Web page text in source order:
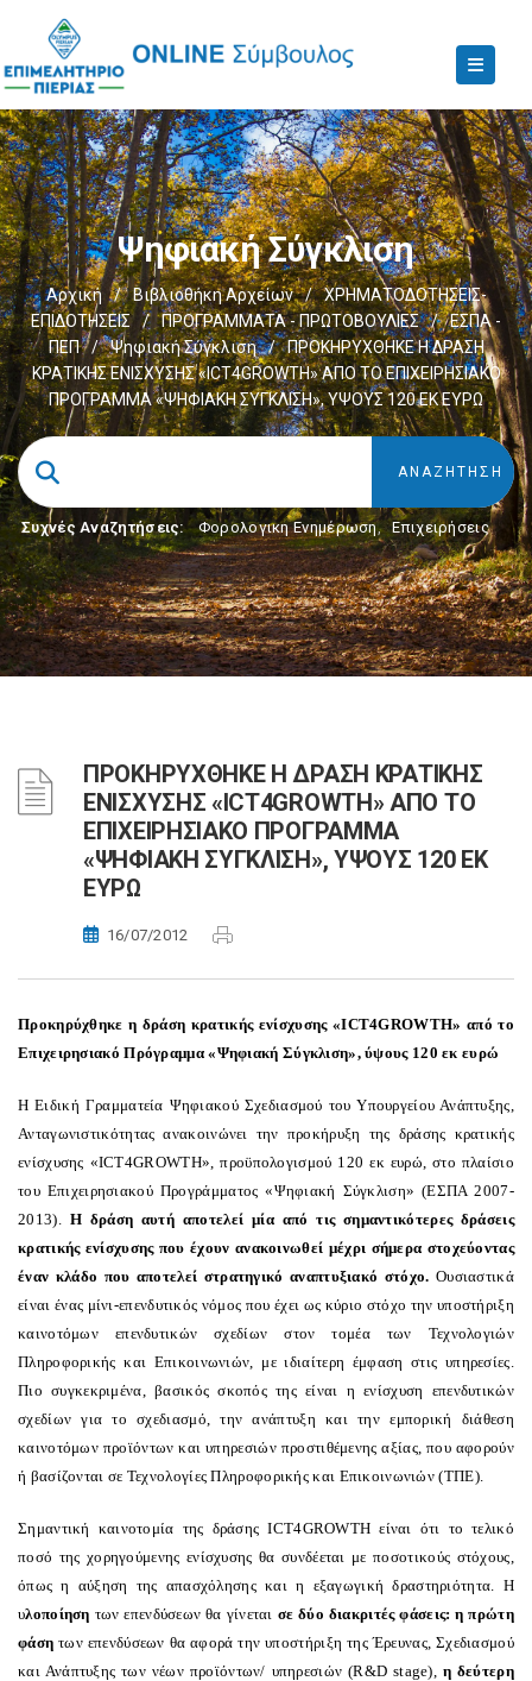
Ψηφιακή Σύγκλιση
Αρχική / Βιβλιοθήκη Αρχείων /
ΧΡΗΜΑΤΟΔΟΤΗΣΕΙΣ-
ΕΠΙΔΟΤΗΣΕΙΣ
/ ΠΡΟΓΡΑΜΜΑΤΑ - ΠΡΩΤΟΒΟΥΛΙΕΣ /
ΕΣΠΑ -
ΠΕΠ
/ Ψηφιακή Σύγκλιση /
ΠΡΟΚΗΡΥΧΘΗΚΕ Η ΔΡΑΣΗ
ΚΡΑΤΙΚΗΣ ΕΝΙΣΧΥΣΗΣ «ICT4GROWTH» ΑΠΟ ΤΟ ΕΠΙΧΕΙΡΗΣΙΑΚΟ
ΠΡΟΓΡΑΜΜΑ «ΨΗΦΙΑΚΗ ΣΥΓΚΛΙΣΗ», ΥΨΟΥΣ 120 ΕΚ ΕΥΡΩ
Συχνές Αναζητήσεις: Φορολογικη Ενημέρωση, Επιχειρήσεις
ΠΡΟΚΗΡΥΧΘΗΚΕ Η ΔΡΑΣΗ ΚΡΑΤΙΚΗΣ
ΕΝΙΣΧΥΣΗΣ «ICT4GROWTH» ΑΠΟ ΤΟ
ΕΠΙΧΕΙΡΗΣΙΑΚΟ ΠΡΟΓΡΑΜΜΑ
«ΨΗΦΙΑΚΗ ΣΥΓΚΛΙΣΗ», ΥΨΟΥΣ 120 ΕΚ
ΕΥΡΩ
16/07/2012
Προκηρύχθηκε η δράση κρατικής ενίσχυσης «ICT4GROWTH» από το
Επιχειρησιακό Πρόγραμμα «Ψηφιακή Σύγκλιση», ύψους 120 εκ ευρώ
Η Ειδική Γραμματεία Ψηφιακού Σχεδιασμού του Υπουργείου Ανάπτυξης,
Ανταγωνιστικότητας ανακοινώνει την προκήρυξη της δράσης κρατικής
ενίσχυσης «ICT4GROWTH», προϋπολογισμού 120 εκ ευρώ, στο πλαίσιο
του Επιχειρησιακού Προγράμματος «Ψηφιακή Σύγκλιση» (ΕΣΠΑ 2007-
2013). Η δράση αυτή αποτελεί μία από τις σημαντικότερες δράσεις
κρατικής ενίσχυσης που έχουν ανακοινωθεί μέχρι σήμερα στοχεύοντας
έναν κλάδο που αποτελεί στρατηγικό αναπτυξιακό στόχο. Ουσιαστικά
είναι ένας μίνι-επενδυτικός νόμος που έχει ως κύριο στόχο την υποστήριξη
καινοτόμων επενδυτικών σχεδίων στον τομέα των Τεχνολογιών
Πληροφορικής και Επικοινωνιών, με ιδιαίτερη έμφαση στις υπηρεσίες.
Πιο συγκεκριμένα, βασικός σκοπός της είναι η ενίσχυση επενδυτικών
σχεδίων για το σχεδιασμό, την ανάπτυξη και την εμπορική διάθεση
καινοτόμων προϊόντων και υπηρεσιών προστιθέμενης αξίας, που αφορούν
ή βασίζονται σε Τεχνολογίες Πληροφορικής και Επικοινωνιών (ΤΠΕ).
Σημαντική καινοτομία της δράσηςICT4GROWTH είναι ότι το τελικό
ποσό της χορηγούμενης ενίσχυσης θα συνδέεται με ποσοτικούς στόχους,
όπως η αύξηση της απασχόλησης και η εξαγωγική δραστηριότητα. Η
υλοποίηση των επενδύσεων θα γίνεται σε δύο διακριτές φάσεις: η πρώτη
φάση των επενδύσεων θα αφορά την υποστήριξη της Έρευνας, Σχεδιασμού
και Ανάπτυξης των νέων προϊόντων/ υπηρεσιών (R&D stage), η δεύτερη